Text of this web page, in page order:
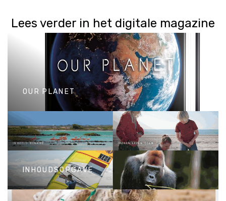
Lees verder in het digitale magazine
OUR PLANET
OUR PLANET
INHOUDSOPGAVE